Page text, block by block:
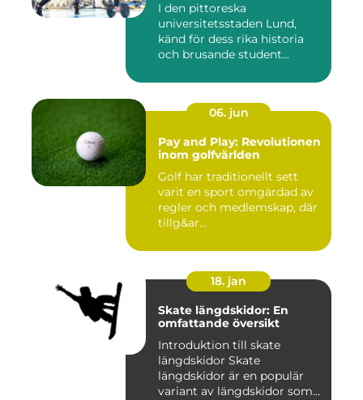
I den pittoreska
universitetsstaden Lund,
känd för dess rika historia
och brusande student...
06. jun
Pay and Play: Revolutionen
inom golfvärlden
Golf har traditionellt sett
varit en sport omgärdad av
regler och medlemskap, där
tillg&ar...
18. jan
Skate längdskidor: En
omfattande översikt
Introduktion till skate
längdskidor Skate
längdskidor är en populär
variant av längdskidor som